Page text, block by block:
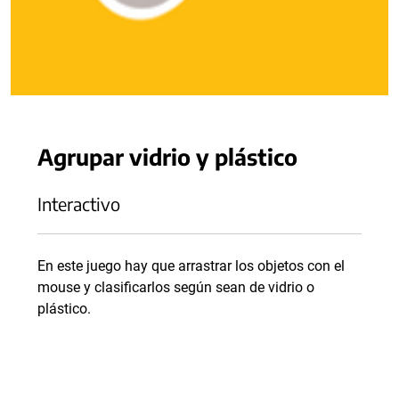
Agrupar vidrio y plástico
Interactivo
En este juego hay que arrastrar los objetos con el
mouse y clasificarlos según sean de vidrio o
plástico.